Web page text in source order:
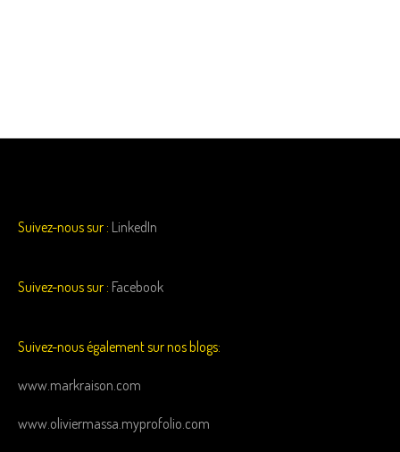
Suivez-nous sur : LinkedIn
Suivez-nous sur : Facebook
Suivez-nous également sur nos blogs:
www.markraison.com
www.oliviermassa.myprofolio.com